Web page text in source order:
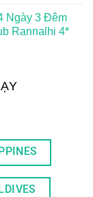
Ngày 3 Đêm
Rannalhi 4*